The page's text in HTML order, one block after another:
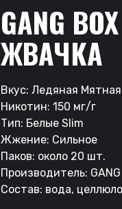
GANG
ЖВАЧКА
Вкус: Ледяная
Никотин: 150 мг/г
Тип: Белые Slim
Жжение: Сильное
Паков: около 20 шт.
Производитель: GANG
Состав: вода,